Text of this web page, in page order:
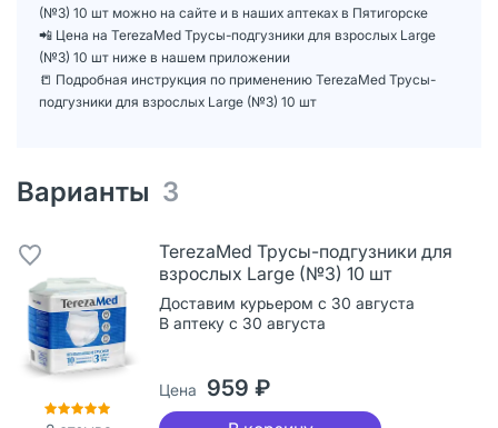
(№3) 10 шт можно на сайте и в наших аптеках в Пятигорске
📲 Цена на TerezaMed Трусы-подгузники для взрослых Large
(№3) 10 шт ниже в нашем приложении
📒 Подробная инструкция по применению TerezaMed Трусы-
подгузники для взрослых Large (№3) 10 шт
Варианты 3
TerezaMed Трусы-подгузники для
взрослых Large (№3) 10 шт
Доставим курьером с 30 августа
В аптеку с 30 августа
Цена 959 ₽